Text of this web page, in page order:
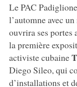
Le PAC
l’automne avec
ouvrira ses portes
la première
activiste cubaine
Diego Sileo, qui
d’installations et